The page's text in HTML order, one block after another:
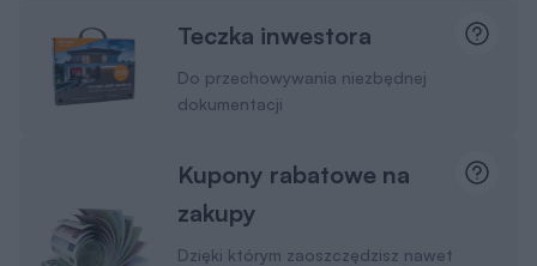
Teczka inwestora
Do przechowywania niezbędnej
dokumentacji
Kupony rabatowe na
zakupy
Dzięki którym zaoszczędzisz nawet